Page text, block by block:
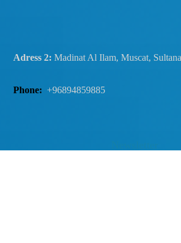
Adress 2: Madinat Al Ilam, Muscat,
Phone: +96894859885